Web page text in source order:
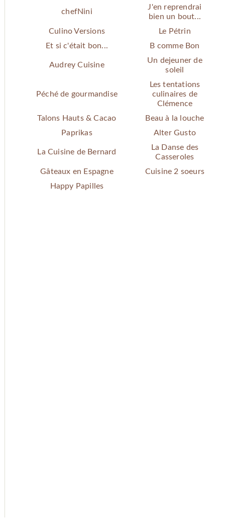
chefNini
J'en reprendrai
bien un bout...
Culino Versions
Le Pétrin
Et si c'était bon...
B comme Bon
Audrey Cuisine
Un dejeuner de
soleil
Péché de gourmandise
Les tentations
culinaires de
Clémence
Talons Hauts & Cacao
Beau à la louche
Paprikas
Alter Gusto
La Cuisine de Bernard
La Danse des
Casseroles
Gâteaux en Espagne
Cuisine 2 soeurs
Happy Papilles